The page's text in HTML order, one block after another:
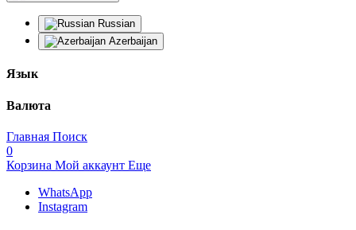
Russian
Azerbaijan
Язык
Валюта
Главная Поиск
0
Корзина Мой аккаунт Еще
WhatsApp
Instagram